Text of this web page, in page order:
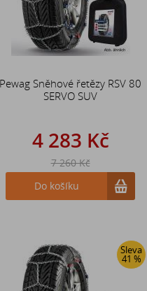
Pewag Sněhové řetězy RSV 80
SERVO SUV
4 283 Kč
7 260 Kč
Do košíku
Sleva
41 %